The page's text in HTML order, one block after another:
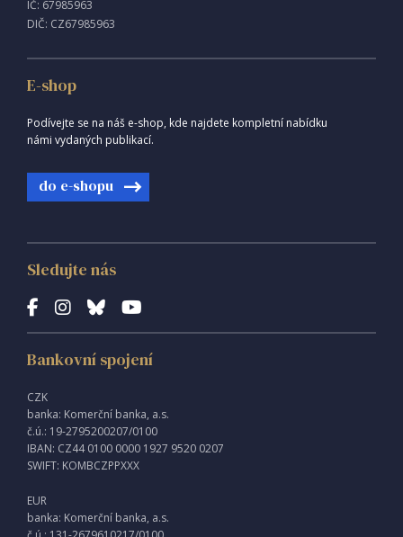
IČ: 67985963
DIČ: CZ67985963
E-shop
Podívejte se na náš e-shop, kde najdete kompletní nabídku
námi vydaných publikací.
do e-shopu
Sledujte nás
Bankovní spojení
CZK
banka: Komerční banka, a.s.
č.ú.: 19-2795200207/0100
IBAN: CZ44 0100 0000 1927 9520 0207
SWIFT: KOMBCZPPXXX
EUR
banka: Komerční banka, a.s.